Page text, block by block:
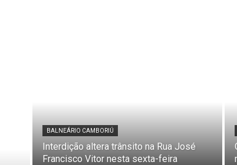
BALNEÁRIO CAMBORIÚ
Interdição altera trânsito na Rua José
Francisco Vitor nesta sexta-feira